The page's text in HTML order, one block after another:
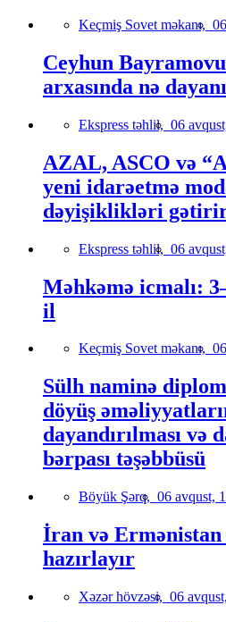
Keçmiş Sovet məkanı,
Ceyhun
arxasında nə
Ekspress təhlil, 06
AZAL, ASCO və
yeni idarəetmə
dəyişiklikləri
Ekspress təhlil, 06
Məhkəmə icmalı:
il
Keçmiş Sovet məkanı,
Sülh naminə
döyüş
dayandırılması və
bərpası təşəbbüsü
Böyük Şərq, 06 avqust,
İran və
hazırlayır
Xəzər hövzəsi, 06